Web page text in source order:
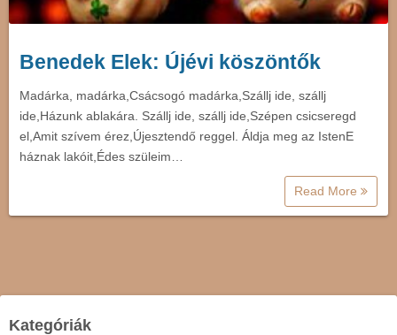
Benedek Elek: Újévi köszöntők
Madárka, madárka,Csácsogó madárka,Szállj ide, szállj
ide,Házunk ablakára. Szállj ide, szállj ide,Szépen csicseregd
el,Amit szívem érez,Újesztendő reggel. Áldja meg az IstenE
háznak lakóit,Édes szüleim…
Read More
Kategóriák